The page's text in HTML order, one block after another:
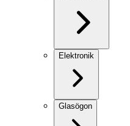
Elektronik
Glasögon